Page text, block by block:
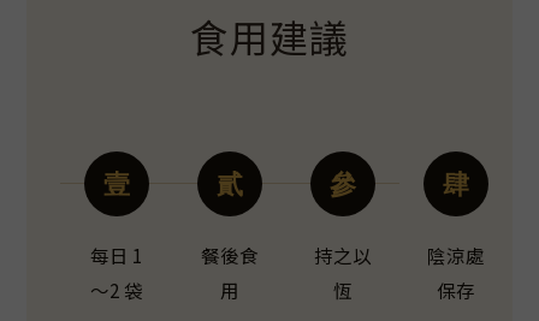
食用建議
壹
每日 1
～2 袋
貳
餐後食
用
參
持之以
恆
肆
陰涼處
保存